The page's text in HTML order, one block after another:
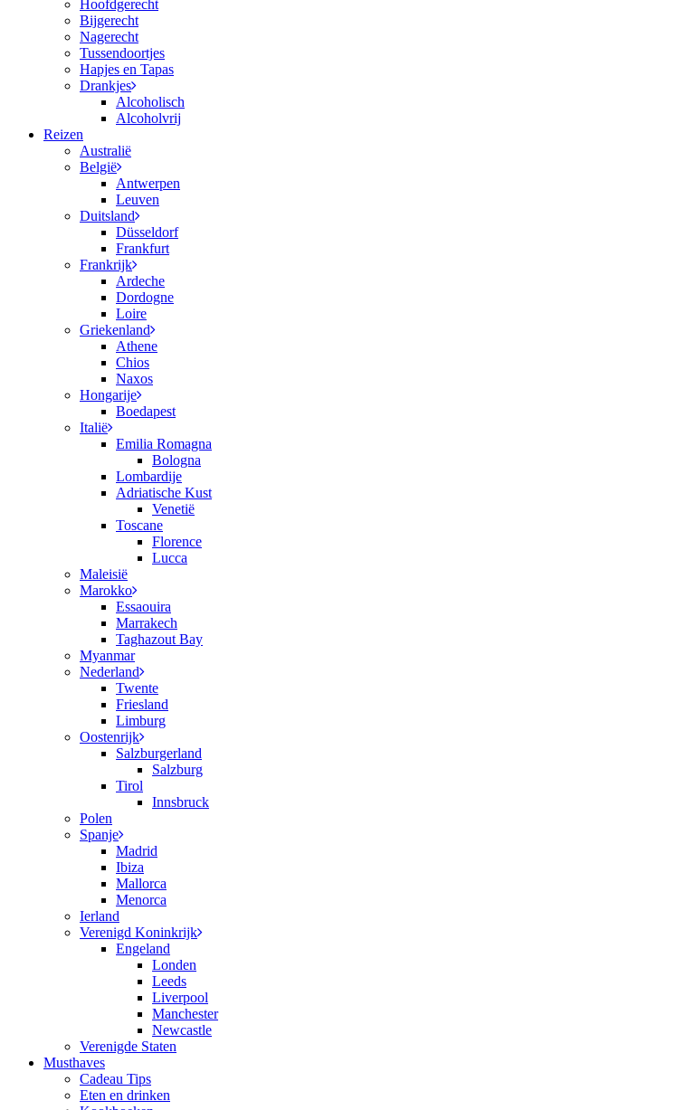
Hoofdgerecht
Bijgerecht
Nagerecht
Tussendoortjes
Hapjes en Tapas
Drankjes
Alcoholisch
Alcoholvrij
Reizen
Australië
België
Antwerpen
Leuven
Duitsland
Düsseldorf
Frankfurt
Frankrijk
Ardeche
Dordogne
Loire
Griekenland
Athene
Chios
Naxos
Hongarije
Boedapest
Italië
Emilia Romagna
Bologna
Lombardije
Adriatische Kust
Venetië
Toscane
Florence
Lucca
Maleisië
Marokko
Essaouira
Marrakech
Taghazout Bay
Myanmar
Nederland
Twente
Friesland
Limburg
Oostenrijk
Salzburgerland
Salzburg
Tirol
Innsbruck
Polen
Spanje
Madrid
Ibiza
Mallorca
Menorca
Ierland
Verenigd Koninkrijk
Engeland
Londen
Leeds
Liverpool
Manchester
Newcastle
Verenigde Staten
Musthaves
Cadeau Tips
Eten en drinken